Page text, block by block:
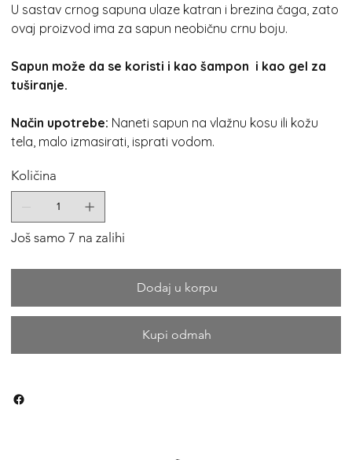
U sastav crnog sapuna ulaze katran i brezina čaga, zato
ovaj proizvod ima za sapun neobičnu crnu boju.
Sapun može da se koristi i kao šampon i kao gel za
tuširanje.
Način upotrebe: Naneti sapun na vlažnu kosu ili kožu
tela, malo izmasirati, isprati vodom.
Količina
Još samo 7 na zalihi
Dodaj u korpu
Kupi odmah